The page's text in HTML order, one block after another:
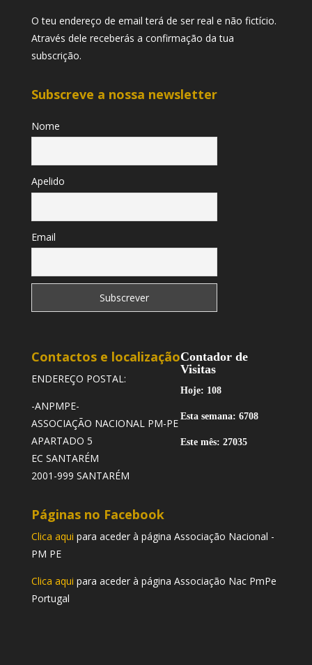
O teu endereço de email terá de ser real e não fictício.
Através dele receberás a confirmação da tua
subscrição.
Subscreve a nossa newsletter
Nome
Apelido
Email
Contactos e localização
ENDEREÇO POSTAL:
-ANPMPE-
ASSOCIAÇÃO NACIONAL PM-PE
APARTADO 5
EC SANTARÉM
2001-999 SANTARÉM
Páginas no Facebook
Clica aqui para aceder à página Associação Nacional -
PM PE
Clica aqui para aceder à página Associação Nac PmPe
Portugal
Contador de
Visitas
Hoje: 108
Esta semana: 6708
Este mês: 27035